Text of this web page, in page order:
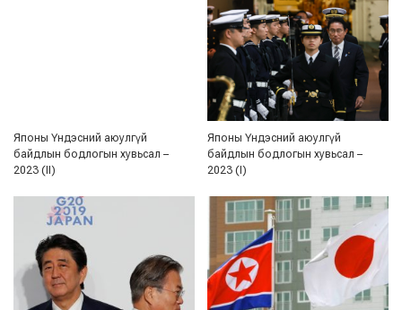
Японы Үндэсний аюулгүй
байдлын бодлогын хувьсал –
2023 (II)
Японы Үндэсний аюулгүй
байдлын бодлогын хувьсал –
2023 (I)